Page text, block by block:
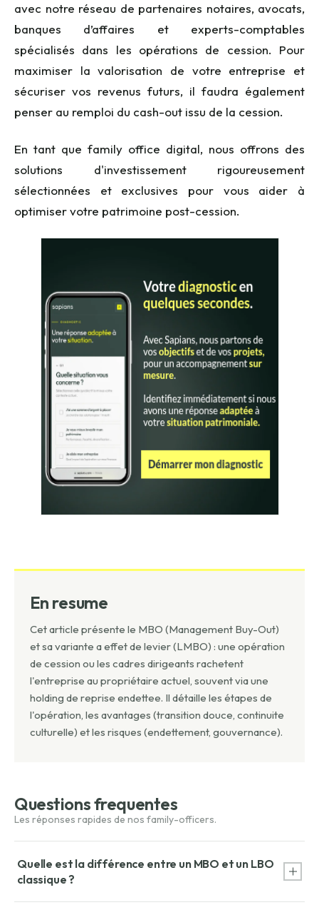
avec notre réseau de partenaires notaires, avocats,
banques d’affaires et experts-comptables
spécialisés dans les opérations de cession. Pour
maximiser la valorisation de votre entreprise et
sécuriser vos revenus futurs, il faudra également
penser au remploi du cash-out issu de la cession.
En tant que family office digital, nous offrons des
solutions d'investissement rigoureusement
sélectionnées et exclusives pour vous aider à
optimiser votre patrimoine post-cession.
En resume
Cet article présente le MBO (Management Buy-Out)
et sa variante a effet de levier (LMBO) : une opération
de cession ou les cadres dirigeants rachetent
l'entreprise au propriétaire actuel, souvent via une
holding de reprise endettee. Il détaille les étapes de
l'opération, les avantages (transition douce, continuite
culturelle) et les risques (endettement, gouvernance).
Questions frequentes
Quelle est la différence entre un MBO et un LBO
classique ?